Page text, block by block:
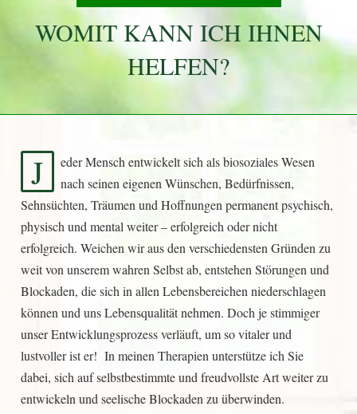
WOMIT KANN ICH IHNEN
HELFEN?
J
eder Mensch entwickelt sich als biosoziales Wesen
nach seinen eigenen Wünschen, Bedürfnissen,
Sehnsüchten, Träumen und Hoffnungen permanent psychisch,
physisch und mental weiter – erfolgreich oder nicht
erfolgreich. Weichen wir aus den verschiedensten Gründen zu
weit von unserem wahren Selbst ab, entstehen Störungen und
Blockaden, die sich in allen Lebensbereichen niederschlagen
können und uns Lebensqualität nehmen. Doch je stimmiger
unser Entwicklungsprozess verläuft, um so vitaler und
lustvoller ist er! In meinen Therapien unterstütze ich Sie
dabei, sich auf selbstbestimmte und freudvollste Art weiter zu
entwickeln und seelische Blockaden zu überwinden.